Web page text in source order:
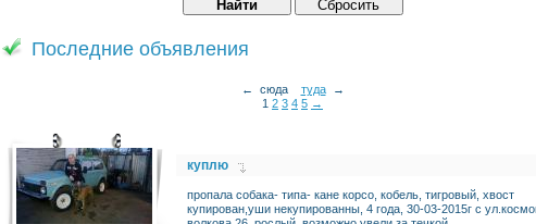
Последние объявления
← сюда туда→
1 2 3 4 5 →
куплю
пропала собака- типа- кане корсо, кобель, тигровый, хвост
купирован,уши некупированны, 4 года, 30-03-2015г с